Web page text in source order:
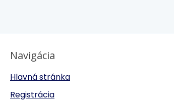
Navigácia
Hlavná stránka
Registrácia